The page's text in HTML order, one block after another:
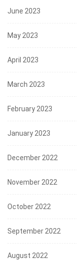
June 2023
May 2023
April 2023
March 2023
February 2023
January 2023
December 2022
November 2022
October 2022
September 2022
August 2022